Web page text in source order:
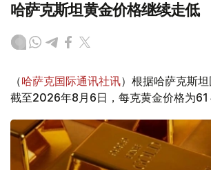
哈萨克斯坦黄金价格继续走低
（哈萨克国际通讯社讯）根据哈萨克斯
截至2026年8月6日，每克黄金价格为61